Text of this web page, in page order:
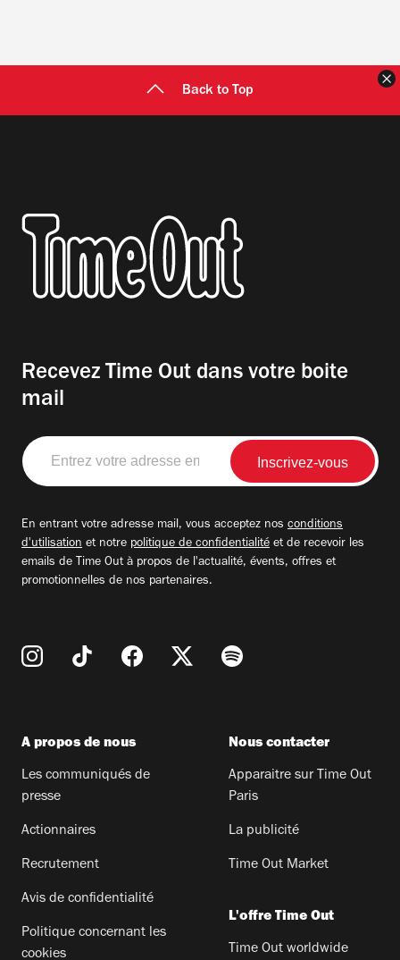
Back to Top
Recevez Time Out dans votre boite
mail
Entrez
votre
adresse
En entrant votre adresse mail, vous acceptez nos conditions
d'utilisation et notre politique de confidentialité et de recevoir les
emails de Time Out à propos de l'actualité, évents, offres et
promotionnelles de nos partenaires.
A propos de nous
Les communiqués de
presse
Actionnaires
Recrutement
Avis de confidentialité
Politique concernant les
cookies
Nous contacter
Apparaitre sur Time Out
Paris
La publicité
Time Out Market
L'offre Time Out
Time Out worldwide